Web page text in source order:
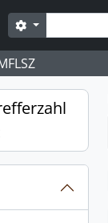
SucheSearch options